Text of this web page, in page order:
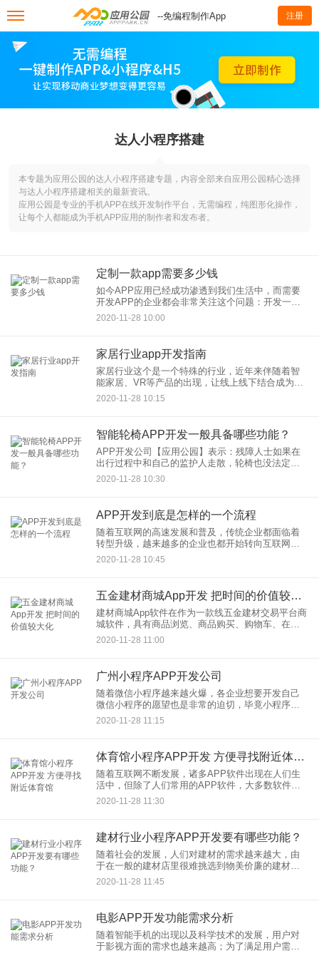
--免编程制作App 注册
达人小程序搭建
本专题为应用公园的达人小程序搭建专题，内容全部来自应用公园精心选择
与达人小程序搭建相关的最新资讯。
应用公园是专业的手机APP在线开发制作平台，无需编程，纯图形化操作，
让每个人都能成为手机APP应用的制作者和发布者。
定制一款app需要多少钱
如今APP应用已经成功渗透到我们生活中，而需要
开发APP的企业都会非常关注这个问题：开发一个
APP到底需要多少钱呢？简单点来说，要视手机
APP的需求及质量而言，价位一般在几千到十几万
2020-11-28 10:00
家居行业app开发指南
家居行业这个是一个特殊的行业，近年来伴随着智
能家居、VR等产品的出现，让线上线下结合成为了
家居行业主要的营销方式，微信小程序作为连接线
上线下的一种营销方式，无疑成为了家居行业优选
2020-11-28 10:15
智能轮椅APP开发一般具备哪些功能？
APP开发公司【应用公园】表示：残障人士如果在
出行过程中和自己的监护人走散，轮椅也没法定
位，很有可能令残障人士陷入危险中。智能轮椅
APP开发结合传感器，实现轮椅和监护之间的双向
2020-11-28 10:30
APP开发到底是怎样的一个流程
随着互联网的高速发展和普及，传统企业都面临着
转型升级，越来越多的企业也都开始转向互联网方
面发展,想在APP方面有自己公司的产品，但是对于
没有接触过APP开发这方面的人来说，APP开发到
2020-11-28 10:45
五金建材商城App开发 把时间的价值较大化
建材商城App软件在作为一款线五金建材交易平台商
城软件，具有商品浏览、商品购买、购物车、在线
支付、订单速查、优惠券、购买等功能，方便用户
在这里轻松选购各类五金建材产品，为用户购物带
2020-11-28 11:00
广州小程序APP开发公司
随着微信小程序越来越火爆，各企业想要开发自己
微信小程序的愿望也是非常的迫切，毕竟小程序属
于新兴事物，谁先涉足谁就能抢占先机。但对于传
统企业来说，由于对小程序的了解非常有限，如果
2020-11-28 11:15
体育馆小程序APP开发 方便寻找附近体育馆
随着互联网不断发展，诸多APP软件出现在人们生
活中，但除了人们常用的APP软件，大多数软件实
用性并不高，还会占据人们手机内存，恰好微信小
程序出现在人们生活中，即用即走的特性也是受到
2020-11-28 11:30
建材行业小程序APP开发要有哪些功能？
随着社会的发展，人们对建材的需求越来越大，由
于在一般的建材店里很难挑选到物美价廉的建材，
很多人都开始想办法在网上去挑选建材产品。建材
行业小程序APP开发，让用户通过手机就可以直接
2020-11-28 11:45
电影APP开发功能需求分析
随着智能手机的出现以及科学技术的发展，用户对
于影视方面的需求也越来越高；为了满足用户需